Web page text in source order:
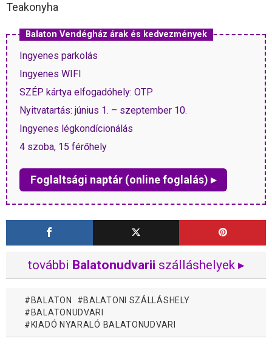
Teakonyha
Balaton Vendégház árak és kedvezmények
Ingyenes parkolás
Ingyenes WIFI
SZÉP kártya elfogadóhely: OTP
Nyitvatartás: június 1. – szeptember 10.
Ingyenes légkondícionálás
4 szoba, 15 férőhely
Foglaltsági naptár (online foglalás) ▸
további Balatonudvarii szálláshelyek ▸
BALATON
BALATONI SZÁLLÁSHELY
BALATONUDVARI
KIADÓ NYARALÓ BALATONUDVARI